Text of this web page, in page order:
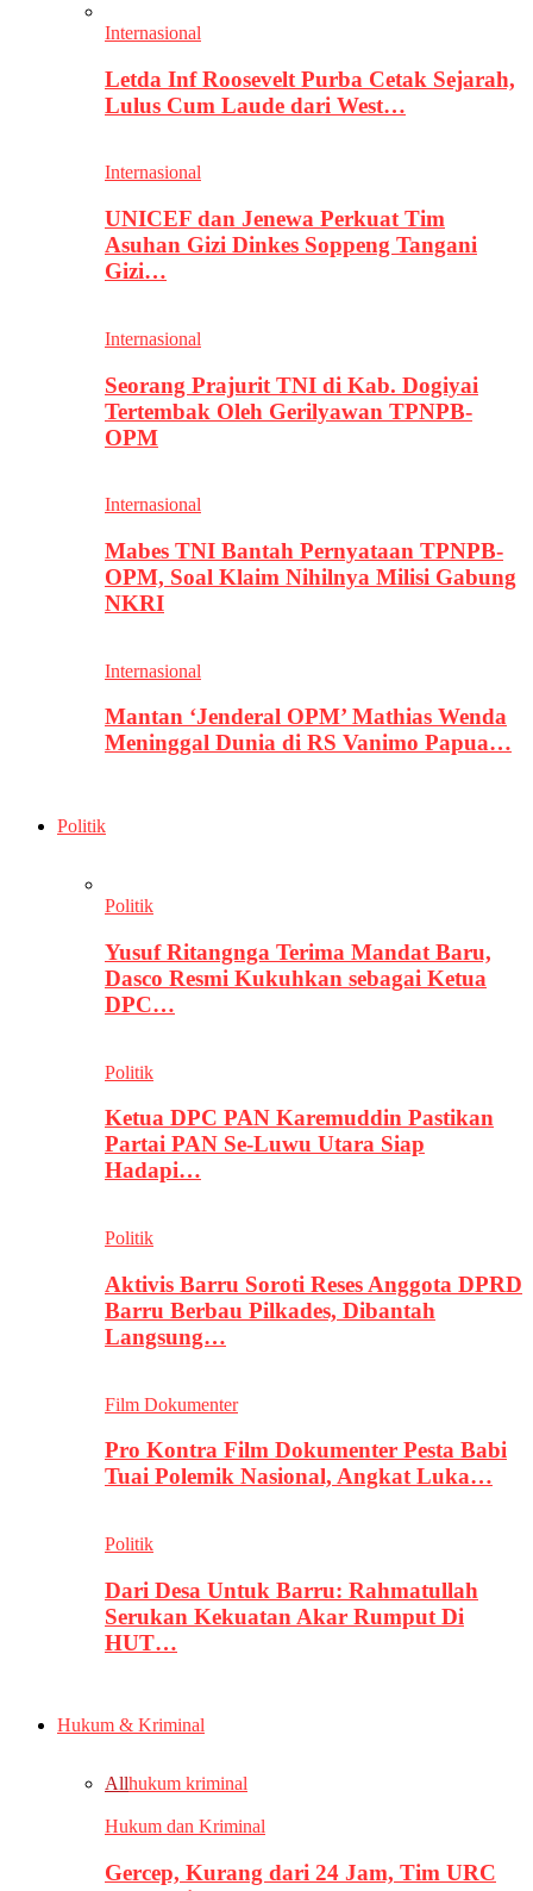
Internasional
Letda Inf Roosevelt Purba Cetak Sejarah,
Lulus Cum Laude dari West…
Internasional
UNICEF dan Jenewa Perkuat Tim
Asuhan Gizi Dinkes Soppeng Tangani
Gizi…
Internasional
Seorang Prajurit TNI di Kab. Dogiyai
Tertembak Oleh Gerilyawan TPNPB-
OPM
Internasional
Mabes TNI Bantah Pernyataan TPNPB-
OPM, Soal Klaim Nihilnya Milisi Gabung
NKRI
Internasional
Mantan ‘Jenderal OPM’ Mathias Wenda
Meninggal Dunia di RS Vanimo Papua…
Politik
Politik
Yusuf Ritangnga Terima Mandat Baru,
Dasco Resmi Kukuhkan sebagai Ketua
DPC…
Politik
Ketua DPC PAN Karemuddin Pastikan
Partai PAN Se-Luwu Utara Siap
Hadapi…
Politik
Aktivis Barru Soroti Reses Anggota DPRD
Barru Berbau Pilkades, Dibantah
Langsung…
Film Dokumenter
Pro Kontra Film Dokumenter Pesta Babi
Tuai Polemik Nasional, Angkat Luka…
Politik
Dari Desa Untuk Barru: Rahmatullah
Serukan Kekuatan Akar Rumput Di
HUT…
Hukum & Kriminal
Allhukum kriminal
Hukum dan Kriminal
Gercep, Kurang dari 24 Jam, Tim URC